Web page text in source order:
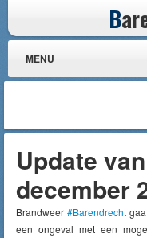
B
MENU
Update
december
Brandweer#Barendrecht
een ongeval met een